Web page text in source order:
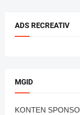
ADS RECREATIV
MGID